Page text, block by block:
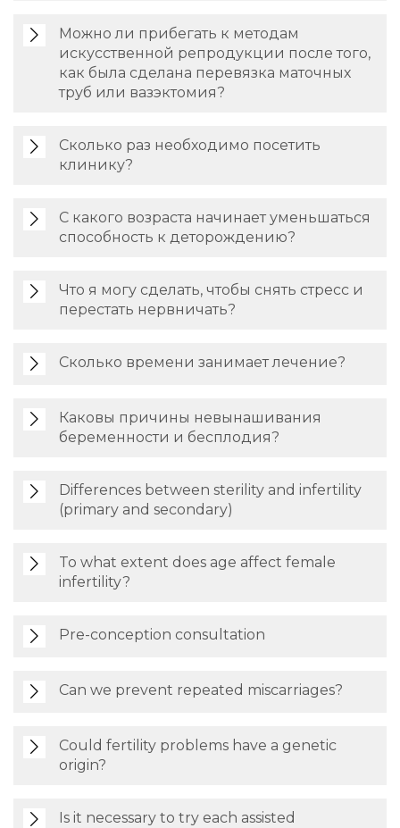
Можно ли прибегать к методам
искусственной репродукции после того,
как была сделана перевязка маточных
труб или вазэктомия?
Сколько раз необходимо посетить
клинику?
С какого возраста начинает уменьшаться
способность к деторождению?
Что я могу сделать, чтобы снять стресс и
перестать нервничать?
Сколько времени занимает лечение?
Каковы причины невынашивания
беременности и бесплодия?
Differences between sterility and infertility
(primary and secondary)
To what extent does age affect female
infertility?
Pre-conception consultation
Can we prevent repeated miscarriages?
Could fertility problems have a genetic
origin?
Is it necessary to try each assisted